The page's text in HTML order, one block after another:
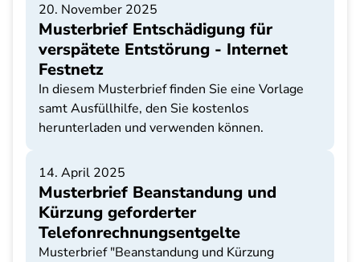
20. November 2025
Musterbrief Entschädigung für
verspätete Entstörung - Internet
Festnetz
In diesem Musterbrief finden Sie eine Vorlage
samt Ausfüllhilfe, den Sie kostenlos
herunterladen und verwenden können.
14. April 2025
Musterbrief Beanstandung und
Kürzung geforderter
Telefonrechnungsentgelte
Musterbrief "Beanstandung und Kürzung